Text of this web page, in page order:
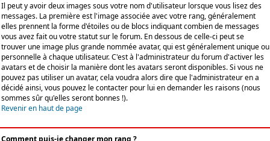
Il peut y avoir deux images sous votre nom d'utilisateur lorsque vous lisez des
messages. La première est l'image associée avec votre rang, généralement
elles prennent la forme d'étoiles ou de blocs indiquant combien de messages
vous avez fait ou votre statut sur le forum. En dessous de celle-ci peut se
trouver une image plus grande nommée avatar, qui est généralement unique ou
personnelle à chaque utilisateur. C'est à l'administrateur du forum d'activer les
avatars et de choisir la manière dont les avatars seront disponibles. Si vous ne
pouvez pas utiliser un avatar, cela voudra alors dire que l'administrateur en a
décidé ainsi, vous pouvez le contacter pour lui en demander les raisons (nous
sommes sûr qu'elles seront bonnes !).
Revenir en haut de page